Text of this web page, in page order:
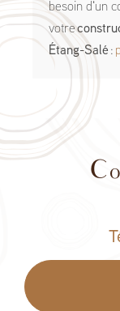
besoin d'un
votre
Étang-Salé :